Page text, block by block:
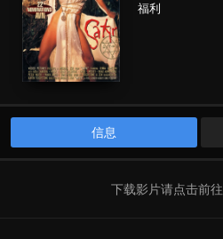
福利
信息
下载影片请点击前往